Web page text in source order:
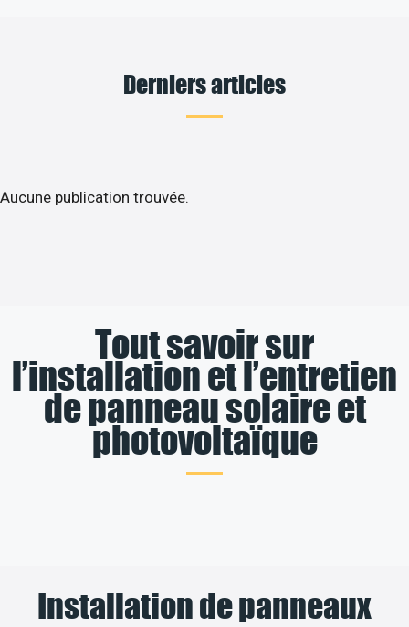
Derniers articles
Aucune publication trouvée.
Tout savoir sur
l’installation et l’entretien
de panneau solaire et
photovoltaïque
Installation de panneaux